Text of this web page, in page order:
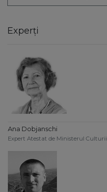
Experți
Ana Dobjanschi
Expert Atestat de Ministerul Culturii